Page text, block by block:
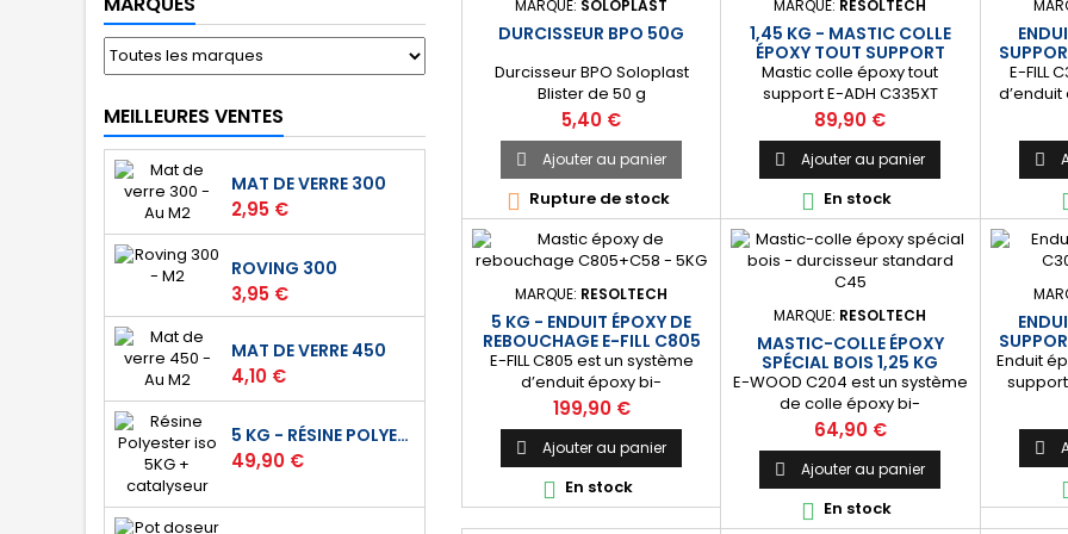
MEILLEURES VENTES
MAT DE VERRE 300
Prix
2,95 €
ROVING 300
Prix
3,95 €
MAT DE VERRE 450
Prix
4,10 €
5 KG - RÉSINE POLYESTER ISO DE STRATIFICATION
Prix
49,90 €
la spatule comme une pâte.
Un révélateur...
la spatule comme une pâte.
Un révélateur...
la
MARQUE: SOLOPLAST
DURCISSEUR BPO 50G
Durcisseur BPO Soloplast
Blister de 50 g
Prix
5,40 €
 Ajouter au panier
 Rupture de stock
MARQUE: RESOLTECH
1,45 KG - MASTIC COLLE
ÉPOXY TOUT SUPPORT
Mastic colle époxy tout
support E-ADH C335XT
RESOLTECH. Parfait pour un
collage résistant de la plupart
des matériaux. 🔝[Version très
thixotrope] Pâte collante très
résistante applicable en fortes
épaisseurs, dans toutes les
positions : horizontales
comme verticales. ⚙️ [Tout
support] Adhère à de
nombreux matériaux : béton,
acier, polyester, époxy,...
Prix
89,90 €
 Ajouter au panier
 En stock
E-FILL
permet
chocs.
pour le
curatif
bonne
des
acier,
etc.

MARQUE: RESOLTECH
5 KG - ENDUIT ÉPOXY DE
REBOUCHAGE E-FILL C805
E-FILL C805 est un système
d’enduit époxy bi-
composants de rebouchage
et de lissage. Idéal pour les
travaux de comblement et de
finition jusqu’à une épaisseur
de 25 mm par passage. ⚙️
[Multi-usages] S'applique sur
Prix
199,90 €
 Ajouter au panier
 En stock
MARQUE: RESOLTECH
MASTIC-COLLE ÉPOXY
SPÉCIAL BOIS 1,25 KG
E-WOOD C204 est un système
de colle époxy bi-
composants spécialement
formulé pour le collage et la
réalisation de joints congés
structuraux sur le bois.
Durcisseur standard ou rapide
Prix
64,90 €
 Ajouter au panier
 En stock
Enduit
Permet
chocs.
